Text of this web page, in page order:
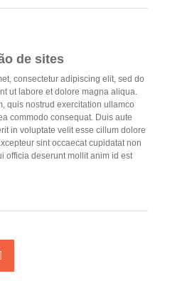
de sites
consectetur adipiscing elit, sed do
ut labore et dolore magna aliqua.
quis nostrud exercitation ullamco
commodo consequat. Duis aute
in voluptate velit esse cillum dolore
sint occaecat cupidatat non
officia deserunt mollit anim id est